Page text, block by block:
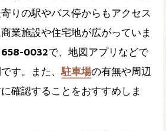
りの駅やバス停からもアクセス
業施設や住宅地が広がっていま
658-0032で、地図アプリなどで
す。また、 駐車場の有無や周辺
確認することをおすすめしま